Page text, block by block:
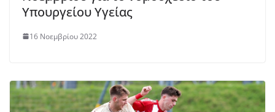
Υπουργείου Υγείας
16 Νοεμβρίου 2022